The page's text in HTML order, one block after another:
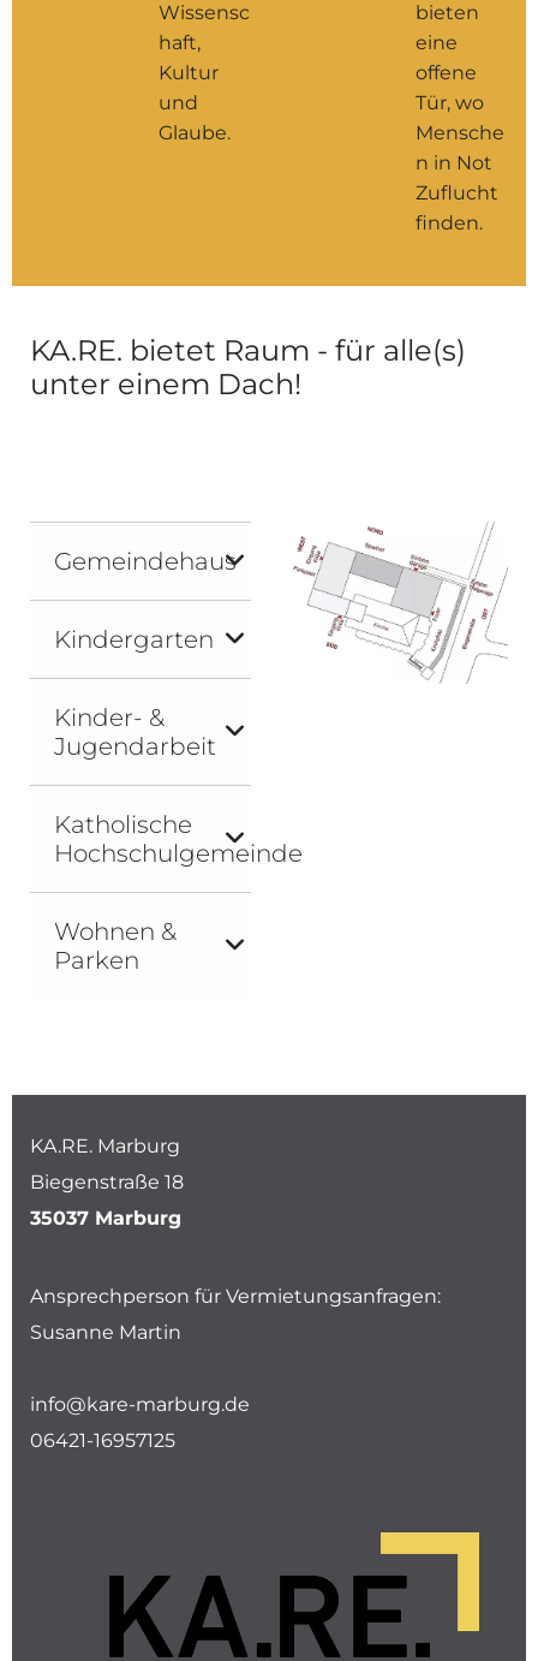
Wissensc
haft,
Kultur
und
Glaube.
bieten
eine
offene
Tür, wo
Mensche
n in Not
Zuflucht
finden.
KA.RE. bietet Raum - für alle(s)
unter einem Dach!
Gemeindehaus
Kindergarten
Kinder- &
Jugendarbeit
Katholische
Hochschulgemeinde
Wohnen &
Parken
KA.RE. Marburg
Biegenstraße 18
35037 Marburg
Ansprechperson für Vermietungsanfragen:
Susanne Martin
info@kare-marburg.de
06421-16957125